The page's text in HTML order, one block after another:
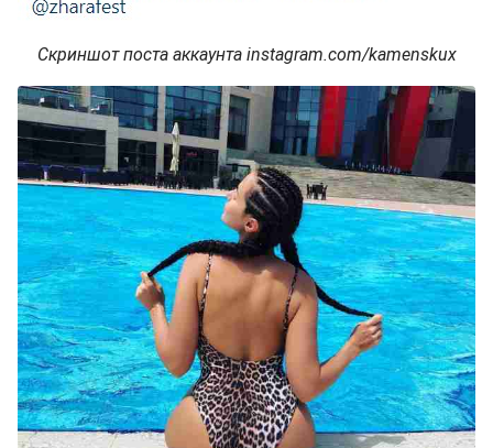
Скриншот поста аккаунта instagram.com/kamenskux